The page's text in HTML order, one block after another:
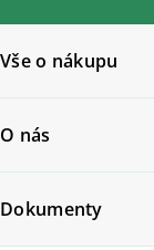
Vše o nákupu
O nás
Dokumenty